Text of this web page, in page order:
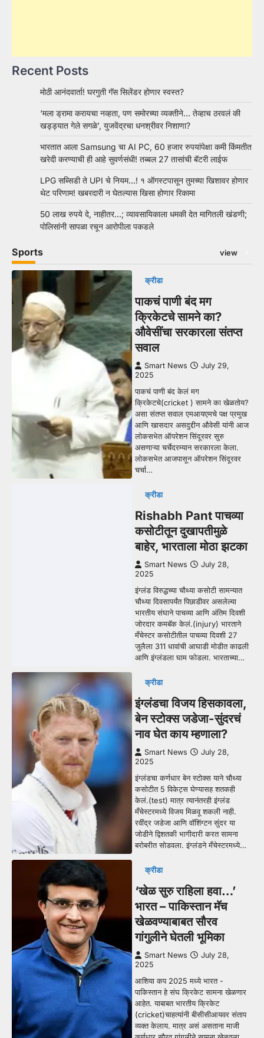
Recent Posts
मोठी आनंदवार्ता! घरगुती गॅस सिलेंडर होणार स्वस्त?
‘मला ड्रामा करायचा नव्हता, पण समोरच्या व्यक्तीने… तेव्हाच ठरवलं की
खड्ड्यात गेले सगळे’, युजवेंद्रचा धनश्रीवर निशाणा?
भारतात आला Samsung चा AI PC, 60 हजार रुपयांपेक्षा कमी किंमतीत
खरेदी करण्याची ही आहे सुवर्णसंधी! तब्बल 27 तासांची बॅटरी लाईफ
LPG सब्सिडी ते UPI चे नियम…! १ ऑगस्टपासून तुमच्या खिशावर होणार
थेट परिणाम! खबरदारी न घेतल्यास खिसा होणार रिकामा
50 लाख रुपये दे, नाहीतर…; व्यावसायिकाला धमकी देत मागितली खंडणी;
पोलिसांनी सापळा रचून आरोपीला पकडले
Sports view
क्रीडा
पाकचं पाणी बंद मग
क्रिकेटचे सामने का?
औवेसींचा सरकारला संतप्त
सवाल
Smart News
July 29,
2025
पाकचं पाणी बंद केलं मग
क्रिकेटचे(cricket ) सामने का खेळतोय?
असा संतप्त सवाल एमआयएमचे पक्ष प्रमुख
आणि खासदार असदुद्दीन औवेसी यांनी आज
लोकसभेत ऑपरेशन सिंदूरवर सुरु
असणाऱ्या चर्चेदरम्यान सरकारला केला.
लोकसभेत आजपासून ऑपरेशन सिंदूरवर
चर्चा…
क्रीडा
Rishabh Pant पाचव्या
कसोटीतून दुखापतीमुळे
बाहेर, भारताला मोठा झटका
Smart News
July 28,
2025
इंग्लंड विरुद्धच्या चौथ्या कसोटी सामन्यात
चौथ्या दिवसापर्यंत पिछाडीवर असलेल्या
भारतीय संघाने पाचव्या आणि अंतिम दिवशी
जोरदार कमबॅक केलं.(injury) भारताने
मँचेस्टर कसोटीतील पाचव्या दिवशी 27
जुलैला 311 धावांची आघाडी मोडीत काढली
आणि इंग्लंडला घाम फोडला. भारताच्या…
क्रीडा
इंग्लंडचा विजय हिसकावला,
बेन स्टोक्स जडेजा-सुंदरचं
नाव घेत काय म्हणाला?
Smart News
July 28,
2025
इंग्लंडचा कर्णधार बेन स्टोक्स याने चौथ्या
कसोटीत 5 विकेट्स घेण्यासह शतकही
केलं.(test) मात्र त्यानंतरही इंग्लंड
मँचेस्टरमध्ये विजय मिळवू शकली नाही.
रवींद्र जडेजा आणि वॉशिंग्टन सुंदर या
जोडीने द्विशतकी भागीदारी करत सामना
बरोबरीत सोडवला. इंग्लंडने मँचेस्टरमध्ये…
क्रीडा
‘खेळ सुरु राहिला हवा…’
भारत – पाकिस्तान मॅच
खेळवण्याबाबत सौरव
गांगुलीने घेतली भूमिका
Smart News
July 28,
2025
आशिया कप 2025 मध्ये भारत -
पाकिस्तान हे संघ क्रिकेट सामना खेळणार
आहेत. याबाबत भारतीय क्रिकेट
(cricket)चाहत्यांनी बीसीसीआयवर संताप
व्यक्त केलाय. मात्र असं असताना माजी